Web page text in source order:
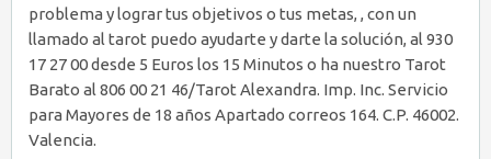
problema y lograr tus objetivos o tus metas, , con un
llamado al tarot puedo ayudarte y darte la solución, al 930
17 27 00 desde 5 Euros los 15 Minutos o ha nuestro Tarot
Barato al 806 00 21 46/Tarot Alexandra. Imp. Inc. Servicio
para Mayores de 18 años Apartado correos 164. C.P. 46002.
Valencia.